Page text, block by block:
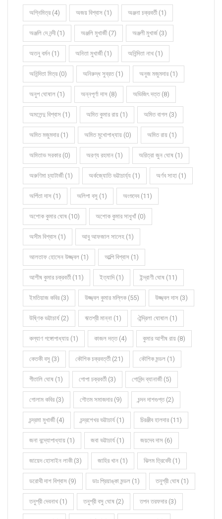
অগ্নিমিত্র (4) অজয় বিশ্বাস (1) অঞ্জনা চক্রবর্তী (1)
অঞ্জলি দে নন্দী (1) অঞ্জলি মুখার্জী (7) অঞ্জলী মুখার্জ (3)
অতনু বর্মন (1) অনিতা মুখার্জী (1) অনিন্দিতা নাথ (1)
অনিন্দিতা মিত্র (0) অনিরুদ্ধ সুব্রত (1) অনুজ মজুমদার (1)
অনুপ ঘোষাল (1) অন্নপূর্ণা দাস (8) অভিজিৎ দত্ত (8)
অমলেন্দু বিশ্বাস (1) অমিত কুমার রায় (1) অমিত বাগল (3)
অমিত মজুমদার (1) অমিত মুখোপাধ্যায় (0) অমিত রায় (1)
অমিতাভ সরকার (0) অরণ্য রহমান (1) অরিত্রা জুন ঘোষ (1)
অরুণিমা চ্যাটার্জী (1) অর্কজ্যোতি ভট্টাচার্য্য (1) অর্ণব সাহা (1)
অর্পিতা দাস (1) অলিপা বসু (1) অংশুদেব (11)
অশোক কুমার ঘোষ (10) অশোক কুমার সাধুখাঁ (0)
অসীম বিশ্বাস (1) আবু আফজাল সালেহ (1)
আলতাফ হোসেন উজ্জ্বল (1) আল্পি বিশ্বাস (1)
আশীষ কুমার চক্রবর্তী (11) ইত্যাদি (1) ইন্দ্রাণী ঘোষ (11)
ইমতিয়াজ কবির (3) উজ্জ্বল কুমার মল্লিক (55) উজ্জ্বল দাস (3)
উষ্ণিক ভট্টাচার্য (2) ঋতশ্রী মান্না (1) ঐন্দ্রিলা ঘোষাল (1)
কল্যাণ গঙ্গোপাধ্যায় (1) কাজল দত্ত (4) কুমার আশীষ রায় (8)
কেতকী বসু (3) কৌশিক চক্রবর্ত্তী (21) কৌশিক মন্ডল (1)
গীতালি ঘোষ (1) গোপা চক্রবর্তী (3) গোবিন্দ ব্যানার্জী (5)
গোলাম কবির (3) গৌতম সমাজদার (9) চন্দন দাশগুপ্ত (2)
চন্দ্রমা মুখার্জী (4) চন্দ্রশেখর ভট্টাচার্য (1) চিরঞ্জীব হালদার (11)
জনা বন্দ্যোপাধ্যায় (1) জবা ভট্টাচার্য (1) জয়দেব দাস (6)
জায়েদ হোসাইন লাকী (3) জাহির খান (1) ঝিলম ত্রিবেদী (1)
ডরোথী দাশ বিশ্বাস (9) ডাঃ প্রিয়াঙ্কা মন্ডল (1) তনুশ্রী ঘোষ (1)
তনুশ্রী দেবনাথ (1) তনুশ্রী বসু ঘোষ (2) তপন তরফদার (3)